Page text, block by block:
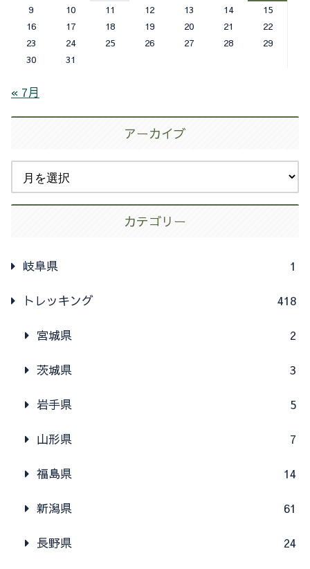
9
10 11 12 13 14
15
16
17 18 19 20 21
22
23
24 25 26 27 28
29
30
31
« 7月
アーカイブ
カテゴリー
岐阜県 1
トレッキング 418
宮城県 2
茨城県 3
岩手県 5
山形県 7
福島県 14
新潟県 61
長野県 24